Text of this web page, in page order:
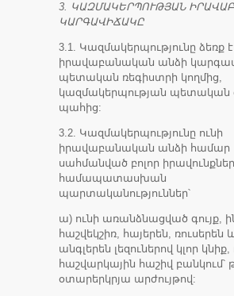
3. ԿԱԶՄԱԿԵՐՊՈՒԹՅԱՆ
ԿԱՐԳԱՎԻՃԱԿԸ
3.1. Կազմակերպությունը ձեռք է
իրավաբանական անձի
պետական ռեգիստրի կողմից,
կազմակերպության պետական
պահից:
3.2. Կազմակերպությունը ունի
իրավաբանական անձի համար
սահմանված բոլոր
համապատասխան
պարտականություններ՝
ա) ունի առանձնացված գույք,
հաշվեկշիռ, հայերեն, ռուսերեն
անգլերեն լեզուներով կլոր կնիք,
հաշվարկային հաշիվ բանկում՝
օտարերկրյա արժույթով: